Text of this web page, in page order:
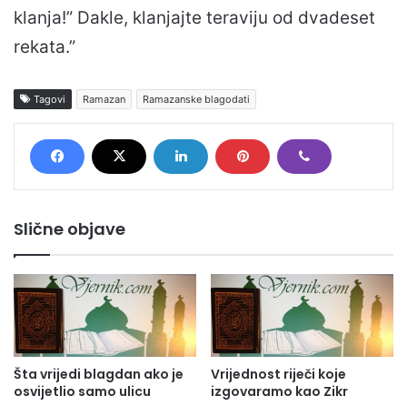
klanja!” Dakle, klanjajte teraviju od dvadeset
rekata.”
Tagovi Ramazan Ramazanske blagodati
Slične objave
Šta vrijedi blagdan ako je
osvijetlio samo ulicu
Vrijednost riječi koje
izgovaramo kao Zikr